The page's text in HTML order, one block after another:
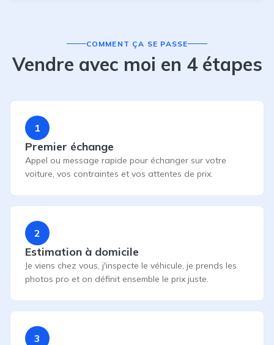
COMMENT ÇA SE PASSE
Vendre avec moi en 4 étapes
1
Premier échange
Appel ou message rapide pour échanger sur votre
voiture, vos contraintes et vos attentes de prix.
2
Estimation à domicile
Je viens chez vous, j'inspecte le véhicule, je prends les
photos pro et on définit ensemble le prix juste.
3